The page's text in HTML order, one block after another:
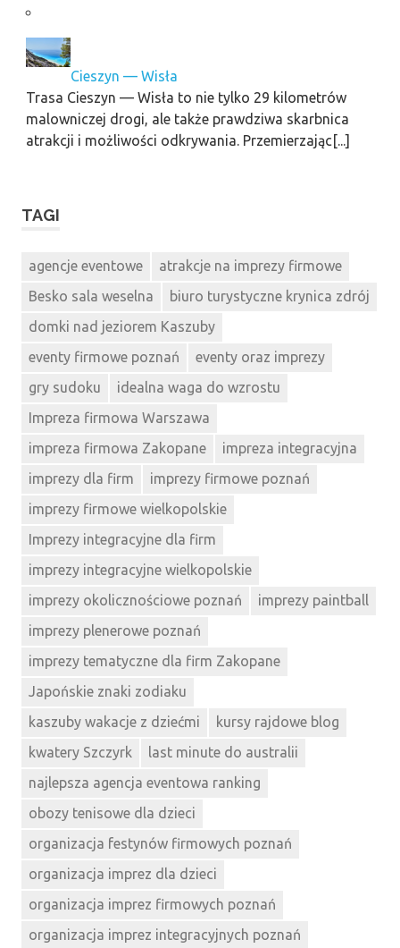
Cieszyn — Wisła
Trasa Cieszyn — Wisła to nie tylko 29 kilometrów
malowniczej drogi, ale także prawdziwa skarbnica
atrakcji i możliwości odkrywania. Przemierzając[...]
TAGI
agencje eventowe
atrakcje na imprezy firmowe
Besko sala weselna
biuro turystyczne krynica zdrój
domki nad jeziorem Kaszuby
eventy firmowe poznań
eventy oraz imprezy
gry sudoku
idealna waga do wzrostu
Impreza firmowa Warszawa
impreza firmowa Zakopane
impreza integracyjna
imprezy dla firm
imprezy firmowe poznań
imprezy firmowe wielkopolskie
Imprezy integracyjne dla firm
imprezy integracyjne wielkopolskie
imprezy okolicznościowe poznań
imprezy paintball
imprezy plenerowe poznań
imprezy tematyczne dla firm Zakopane
Japońskie znaki zodiaku
kaszuby wakacje z dziećmi
kursy rajdowe blog
kwatery Szczyrk
last minute do australii
najlepsza agencja eventowa ranking
obozy tenisowe dla dzieci
organizacja festynów firmowych poznań
organizacja imprez dla dzieci
organizacja imprez firmowych poznań
organizacja imprez integracyjnych poznań